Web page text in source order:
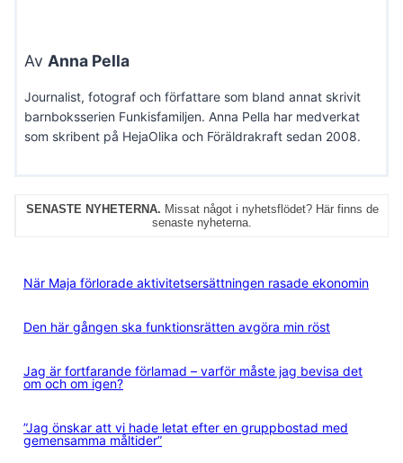
Av Anna Pella
Journalist, fotograf och författare som bland annat skrivit
barnboksserien Funkisfamiljen. Anna Pella har medverkat
som skribent på HejaOlika och Föräldrakraft sedan 2008.
SENASTE NYHETERNA. Missat något i nyhetsflödet? Här finns de
senaste nyheterna.
När Maja förlorade aktivitetsersättningen rasade ekonomin
Den här gången ska funktionsrätten avgöra min röst
Jag är fortfarande förlamad – varför måste jag bevisa det
om och om igen?
”Jag önskar att vi hade letat efter en gruppbostad med
gemensamma måltider”